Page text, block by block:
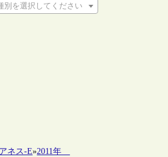
別を選択してください
てください
ネス-E»2011年